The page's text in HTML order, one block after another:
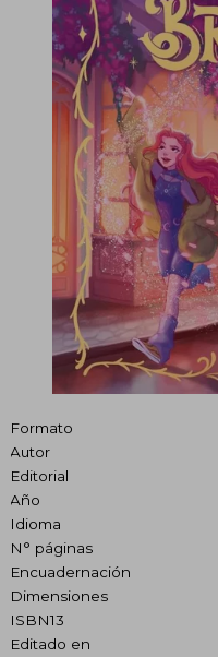
Formato
Autor
Editorial
Año
Idioma
N° páginas
Encuadernación
Dimensiones
ISBN13
Editado en